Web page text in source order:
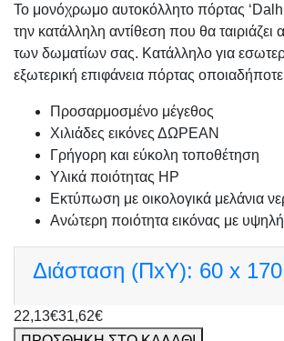
Το μονόχρωμο αυτοκόλλητο πόρτας
την κατάλληλη αντίθεση που θα
των δωματίων σας. Κατάλληλο για
εξωτερική επιφάνεια πόρτας
Προσαρμοσμένo μέγεθος
Χιλιάδες εικόνες ΔΩΡΕΑΝ
Γρήγορη και εύκολη τοποθέτηση
Υλικά ποιότητας HP
Εκτύπωση με οικολογικά μελάνια
Ανώτερη ποιότητα εικόνας με υψηλή
Διάσταση (ΠxΥ): 60 x
22,13€31,62€